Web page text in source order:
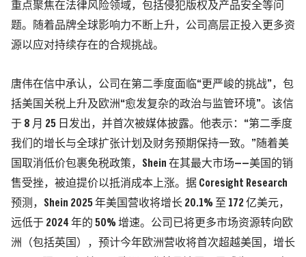
重点聚焦在法律风险领域，包括侵犯版权及产品安全等问
题。随着品牌全球影响力不断上升，公司高层正投入更多资
源以应对持续存在的合规挑战。
唐伟在信中承认，公司在第二季度面临“更严峻的挑战”，包
括美国关税上升及欧洲“愈发复杂的政治与监管环境”。该信
于 8 月 25 日发出，并首次被媒体披露。他表示：“第二季度
我们的增长与全球扩张计划及财务预期保持一致。”随着美
国取消低价包裹免税政策，Shein 在其最大市场——美国的销
售受挫，被迫提价以抵消成本上涨。据 Coresight Research
预测，Shein 2025 年美国营收将增长 20.1% 至 172 亿美元，
远低于 2024 年的 50% 增速。公司已将更多市场资源转向欧
洲（包括英国），预计今年欧洲营收将首次超越美国，增长